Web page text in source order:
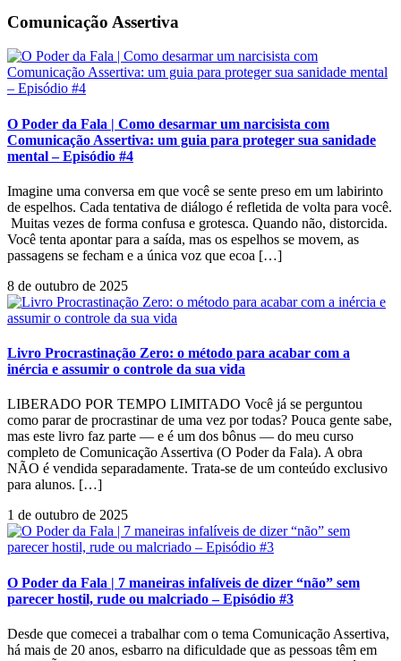
Comunicação Assertiva
O Poder da Fala | Como desarmar um narcisista com
Comunicação Assertiva: um guia para proteger sua sanidade
mental – Episódio #4
Imagine uma conversa em que você se sente preso em um labirinto
de espelhos. Cada tentativa de diálogo é refletida de volta para você.
Muitas vezes de forma confusa e grotesca. Quando não, distorcida.
Você tenta apontar para a saída, mas os espelhos se movem, as
passagens se fecham e a única voz que ecoa […]
8 de outubro de 2025
Livro Procrastinação Zero: o método para acabar com a
inércia e assumir o controle da sua vida
LIBERADO POR TEMPO LIMITADO Você já se perguntou
como parar de procrastinar de uma vez por todas? Pouca gente sabe,
mas este livro faz parte — e é um dos bônus — do meu curso
completo de Comunicação Assertiva (O Poder da Fala). A obra
NÃO é vendida separadamente. Trata-se de um conteúdo exclusivo
para alunos. […]
1 de outubro de 2025
O Poder da Fala | 7 maneiras infalíveis de dizer “não” sem
parecer hostil, rude ou malcriado – Episódio #3
Desde que comecei a trabalhar com o tema Comunicação Assertiva,
há mais de 20 anos, esbarro na dificuldade que as pessoas têm em